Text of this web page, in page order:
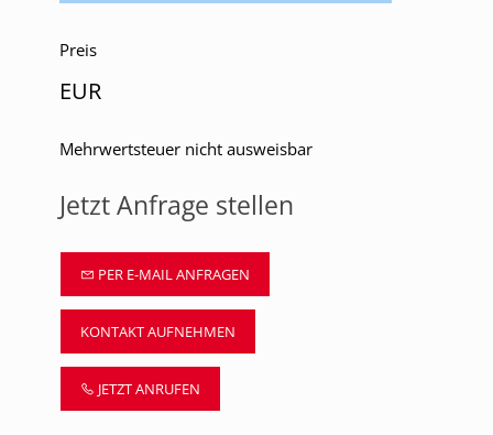
Preis
EUR
Mehrwertsteuer nicht ausweisbar
Jetzt Anfrage stellen
PER E-MAIL ANFRAGEN
KONTAKT AUFNEHMEN
JETZT ANRUFEN